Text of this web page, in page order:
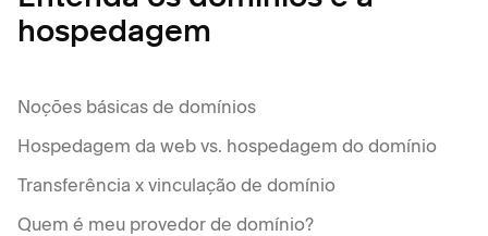
hospedagem
Noções básicas de domínios
Hospedagem da web vs. hospedagem do domínio
Transferência x vinculação de domínio
Quem é meu provedor de domínio?